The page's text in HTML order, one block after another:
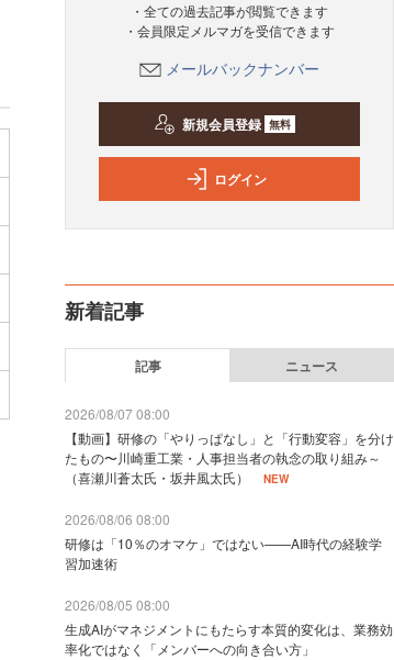
・全ての過去記事が閲覧できます
・会員限定メルマガを受信できます
メールバックナンバー
新規会員登録 無料
ログイン
新着記事
記事 ニュース
2026/08/07 08:00
【動画】研修の「やりっぱなし」と「行動変容」を分け
たもの〜川崎重工業・人事担当者の執念の取り組み～
（喜瀬川蒼太氏・坂井風太氏）
NEW
2026/08/06 08:00
研修は「10％のオマケ」ではない——AI時代の経験学
習加速術
2026/08/05 08:00
生成AIがマネジメントにもたらす本質的変化は、業務効
率化ではなく「メンバーへの向き合い方」